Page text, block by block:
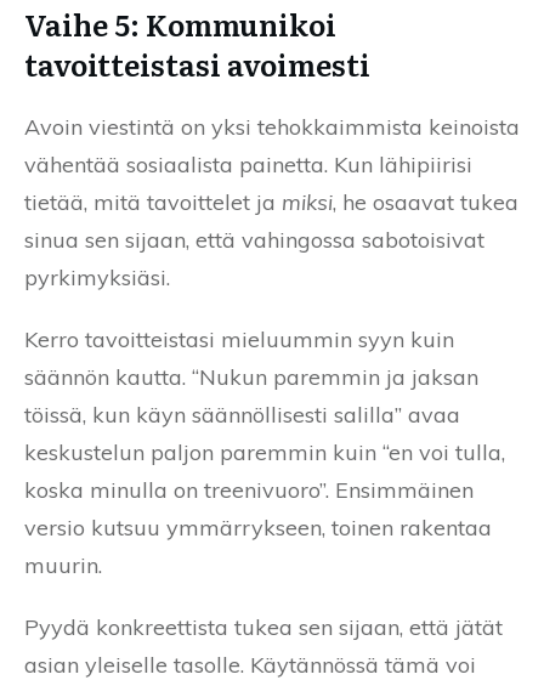
Vaihe 5: Kommunikoi
tavoitteistasi avoimesti
Avoin viestintä on yksi tehokkaimmista keinoista
vähentää sosiaalista painetta. Kun lähipiirisi
tietää, mitä tavoittelet ja miksi, he osaavat tukea
sinua sen sijaan, että vahingossa sabotoisivat
pyrkimyksiäsi.
Kerro tavoitteistasi mieluummin syyn kuin
säännön kautta. “Nukun paremmin ja jaksan
töissä, kun käyn säännöllisesti salilla” avaa
keskustelun paljon paremmin kuin “en voi tulla,
koska minulla on treenivuoro”. Ensimmäinen
versio kutsuu ymmärrykseen, toinen rakentaa
muurin.
Pyydä konkreettista tukea sen sijaan, että jätät
asian yleiselle tasolle. Käytännössä tämä voi